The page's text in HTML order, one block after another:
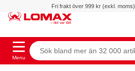
Fri frakt över 999 kr (exkl. moms)
Menu